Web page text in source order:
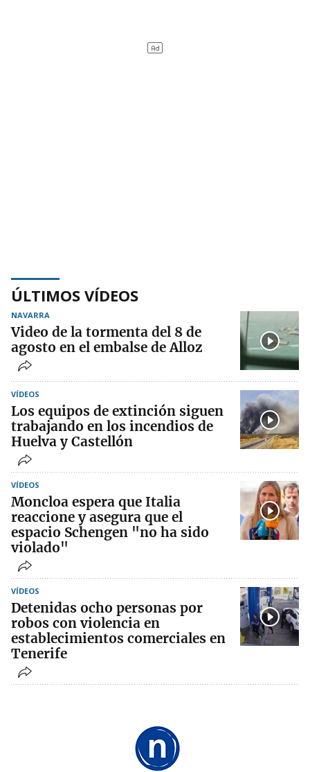
ÚLTIMOS VÍDEOS
NAVARRA
Video de la tormenta del 8 de
agosto en el embalse de Alloz
VÍDEOS
Los equipos de extinción siguen
trabajando en los incendios de
Huelva y Castellón
VÍDEOS
Moncloa espera que Italia
reaccione y asegura que el
espacio Schengen "no ha sido
violado"
VÍDEOS
Detenidas ocho personas por
robos con violencia en
establecimientos comerciales en
Tenerife